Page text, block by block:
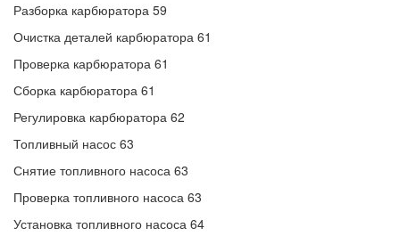
Разборка карбюратора 59
Очистка деталей карбюратора 61
Проверка карбюратора 61
Сборка карбюратора 61
Регулировка карбюратора 62
Топливный насос 63
Снятие топливного насоса 63
Проверка топливного насоса 63
Установка топливного насоса 64